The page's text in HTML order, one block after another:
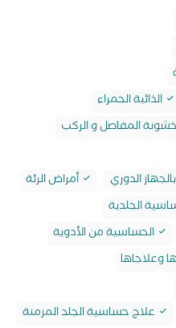
الذائبة الحمراء
المفاصل و الركب
الدوري
أمراض الرئة
الجلدية
الحساسية من الأدوية
وعلاجاها
علاج حساسية الجلد المزمنة